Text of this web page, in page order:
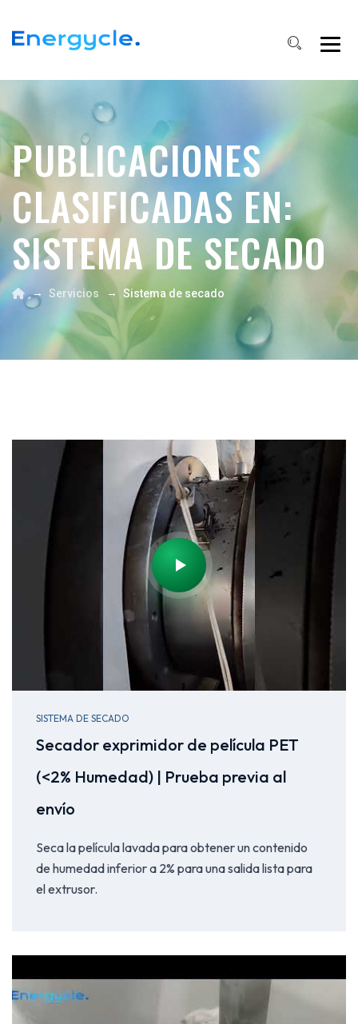
PUBLICACIONES
CLASIFICADAS EN:
SISTEMA DE SECADO
→ Servicios → Sistema de secado
SISTEMA DE SECADO
Secador exprimidor de película PET
(<2% Humedad) | Prueba previa al
envío
Seca la película lavada para obtener un contenido
de humedad inferior a 2% para una salida lista para
el extrusor.